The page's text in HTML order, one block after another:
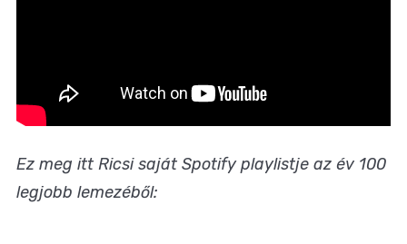
Ez meg itt Ricsi saját Spotify playlistje az év 100
legjobb lemezéből: